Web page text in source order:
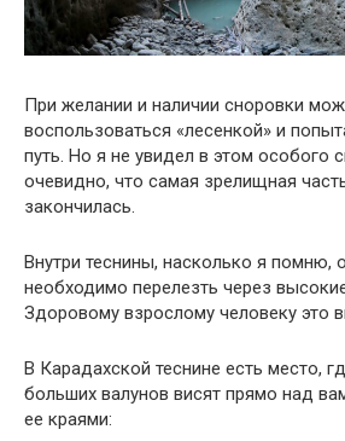
При желании и наличии сноровки
воспользоваться «лесенкой» и
путь. Но я не увидел в этом особого
очевидно, что самая зрелищная
закончилась.
Внутри теснины, насколько я помню,
необходимо перелезть через
Здоровому взрослому человеку это
В Карадахской теснине есть место,
больших валунов висят прямо над
ее краями: